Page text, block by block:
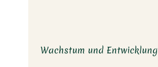
Wachstum und Entwicklung